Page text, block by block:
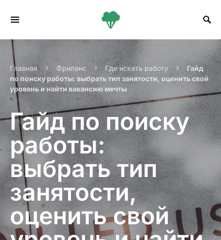
Главная Фриланс Где искать работу
Гайд
по поиску работы: выбрать тип занятости, оценить свой
уровень и найти вакансию мечты
Гайд по поиску
работы:
выбрать тип
занятости,
оценить свой